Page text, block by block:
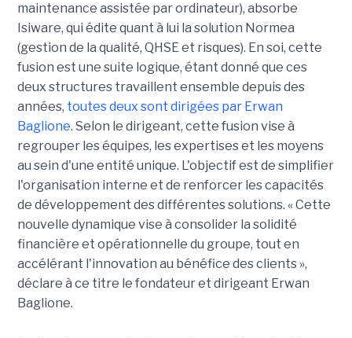
maintenance assistée par ordinateur), absorbe
Isiware, qui édite quant à lui la solution Normea
(gestion de la qualité, QHSE et risques). En soi, cette
fusion est une suite logique, étant donné que ces
deux structures travaillent ensemble depuis des
années, toutes deux sont dirigées par Erwan
Baglione. Selon le dirigeant, cette fusion vise à
regrouper les équipes, les expertises et les moyens
au sein d'une entité unique. L'objectif est de simplifier
l'organisation interne et de renforcer les capacités
de développement des différentes solutions. « Cette
nouvelle dynamique vise à consolider la solidité
financière et opérationnelle du groupe, tout en
accélérant l'innovation au bénéfice des clients »,
déclare à ce titre le fondateur et dirigeant Erwan
Baglione.